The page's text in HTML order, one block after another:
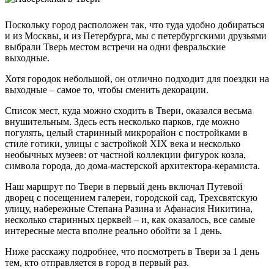
Поскольку город расположен так, что туда удобно добираться
и из Москвы, и из Петербурга, мы с петербургскими друзьями
выбрали Тверь местом встречи на одни февральские
выходные.
Хотя городок небольшой, он отлично подходит для поездки на
выходные – самое то, чтобы сменить декорации.
Список мест, куда можно сходить в Твери, оказался весьма
внушительным. Здесь есть несколько парков, где можно
погулять, целый старинный микрорайон с постройками в
стиле готики, улицы с застройкой XIX века и несколько
необычных музеев: от частной коллекции фигурок козла,
символа города, до дома-мастерской архитектора-керамиста.
Наш маршрут по Твери в первый день включал Путевой
дворец с посещением галереи, городской сад, Трехсвятскую
улицу, набережные Степана Разина и Афанасия Никитина,
несколько старинных церквей – и, как оказалось, все самые
интересные места вполне реально обойти за 1 день.
Ниже расскажу подробнее, что посмотреть в Твери за 1 день
тем, кто отправляется в город в первый раз.